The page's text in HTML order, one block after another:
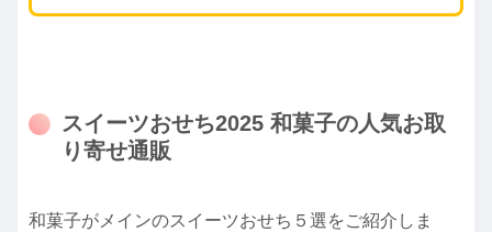
スイーツおせち2025 和菓子の人気お取
り寄せ通販
和菓子がメインのスイーツおせち５選をご紹介しま